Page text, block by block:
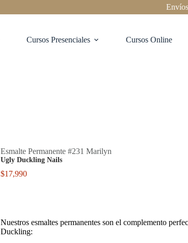
Envíos a
Cursos Presenciales Cursos Online
Esmalte Permanente #231 Marilyn
Ugly Duckling Nails
$17,990
Nuestros esmaltes permanentes son el complemento
Duckling: